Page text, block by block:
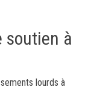
soutien à
lourds à